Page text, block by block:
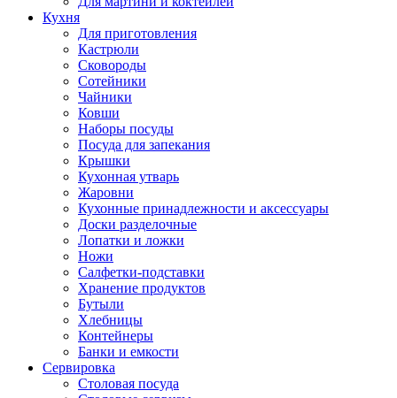
Кухня
Для приготовления
Кастрюли
Сковороды
Сотейники
Чайники
Ковши
Наборы посуды
Посуда для запекания
Крышки
Кухонная утварь
Жаровни
Кухонные принадлежности и аксессуары
Доски разделочные
Лопатки и ложки
Ножи
Салфетки-подставки
Хранение продуктов
Бутыли
Хлебницы
Контейнеры
Банки и емкости
Сервировка
Столовая посуда